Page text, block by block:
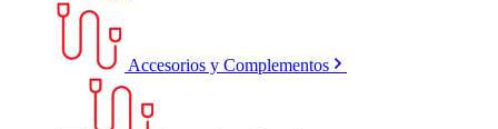
Accesorios y Complementos